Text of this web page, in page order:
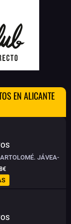
EN ALICANTE
JÁVEA-